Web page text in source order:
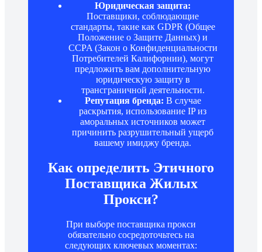
Юридическая защита:
Поставщики, соблюдающие
стандарты, такие как GDPR (Общее
Положение о Защите Данных) и
CCPA (Закон о Конфиденциальности
Потребителей Калифорнии), могут
предложить вам дополнительную
юридическую защиту в
трансграничной деятельности.
Репутация бренда: В случае
раскрытия, использование IP из
аморальных источников может
причинить разрушительный ущерб
вашему имиджу бренда.
Как определить Этичного
Поставщика Жилых
Прокси?
При выборе поставщика прокси
обязательно сосредоточьтесь на
следующих ключевых моментах: